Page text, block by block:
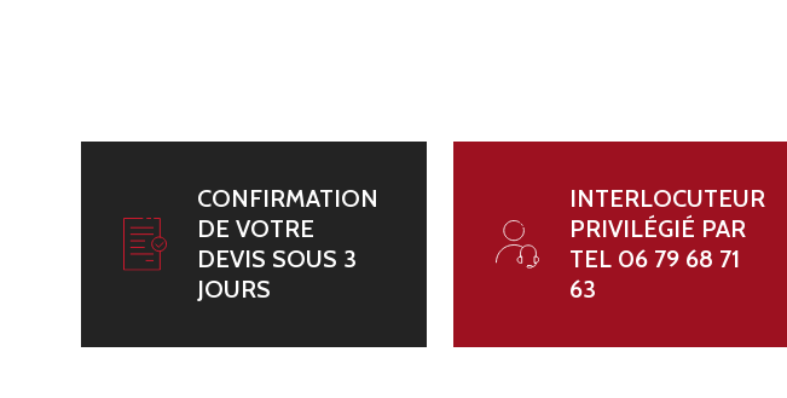
CONFIRMATION
DE VOTRE
DEVIS SOUS 3
JOURS
INTERLOCUTEUR
PRIVILÉGIÉ PAR
TEL 06 79 68 71
63